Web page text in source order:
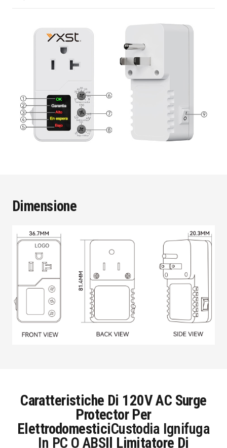
Dimensione
Caratteristiche Di 120V AC Surge
Protector Per
ElettrodomesticiCustodia Ignifuga
In PC O ABSIl Limitatore Di